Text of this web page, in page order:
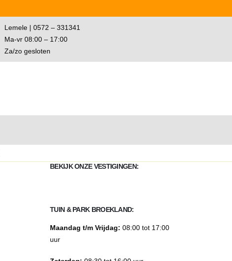
Lemele | 0572 – 331341
Ma-vr 08:00 – 17:00
Za/zo gesloten
BEKIJK ONZE VESTIGINGEN:
TUIN & PARK BROEKLAND:
Maandag t/m Vrijdag: 08:00 tot 17:00
uur